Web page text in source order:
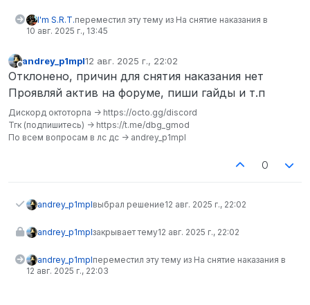
I'm S.R.T.переместил эту тему из На снятие наказания в
10 авг. 2025 г., 13:45
andrey_p1mpl12 авг. 2025 г., 22:02
отредактировано
Отклонено, причин для снятия наказания нет
Проявляй актив на форуме, пиши гайды и т.п
Дискорд октоторпа -> https://octo.gg/discord
Тгк (подпишитесь) -> https://t.me/dbg_gmod
По всем вопросам в лс дс -> andrey_p1mpl
0
andrey_p1mplвыбрал решение12 авг. 2025 г., 22:02
andrey_p1mplзакрывает тему12 авг. 2025 г., 22:02
andrey_p1mplпереместил эту тему из На снятие наказания в
12 авг. 2025 г., 22:03